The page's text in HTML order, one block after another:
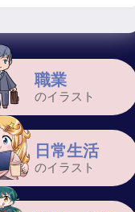
職業
のイラスト
日常生活
のイラスト